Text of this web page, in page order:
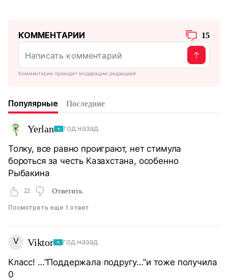
КОММЕНТАРИИ 15
Комментарии проходят модерацию редакцией
Популярные Последние
Yerlan год назад
Толку, все равно проиграют, нет стимула
бороться за честь Казахстана, особенно
Рыбакина
22 Ответить
Посмотреть еще 1 ответ
V Viktor год назад
Класс! …”Поддержала подругу…”и тоже получила
0